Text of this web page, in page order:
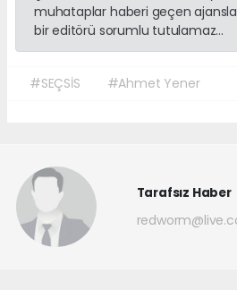
muhataplar haberi geçen
bir editörü sorumlu tutulamaz...
#SEÇSİS #Ahmet Yener
Tarafsız Haber